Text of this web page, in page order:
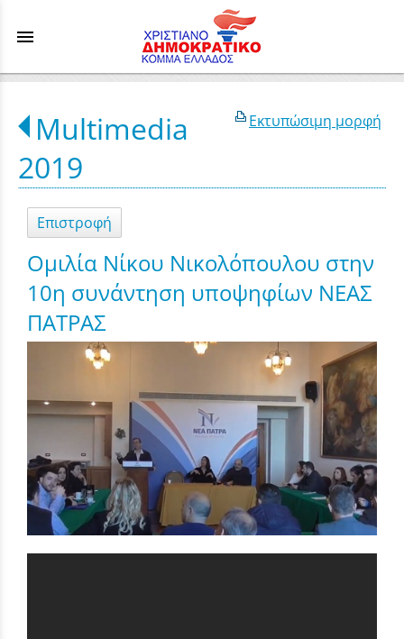
menu
Εκτυπώσιμη μορφή
Multimedia
2019
Επιστροφή
Ομιλία Νίκου Νικολόπουλου στην
10η συνάντηση υποψηφίων ΝΕΑΣ
ΠΑΤΡΑΣ